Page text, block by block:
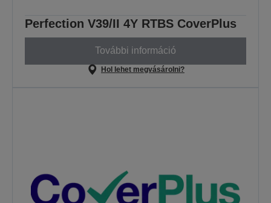
Perfection V39/II 4Y RTBS CoverPlus
További információ
Hol lehet megvásárolni?